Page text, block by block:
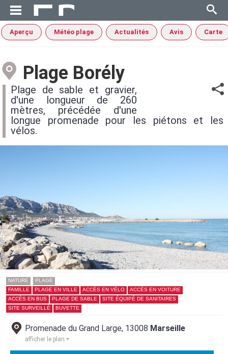
Aperçu Météo plage Actualités Avis Carte
Plage Borély
Plage de sable et gravier,
d'une longueur de 260
mètres, précédée d'une
longue promenade pour les piétons et les
vélos.
NATURE
PLAGE
FAMILLE
PLAGE EN VILLE ACCÈS EN VÉLO
ACCÈS EN VOITURE
ACCÈS EN BUS
PLAGE DE SABLE
SITE ÉQUIPÉ DE SANITAIRES
SITE SURVEILLÉ
BUVETTE
Promenade du Grand Large, 13008 Marseille
afficher le plan